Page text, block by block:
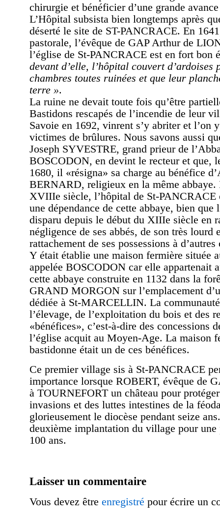
chirurgie et bénéficier d’une grande
L’Hôpital subsista bien longtemps après
déserté le site de ST-PANCRACE. En
pastorale, l’évêque de GAP Arthur de
l’église de St-PANCRACE est en fort bon
devant d’elle, l’hôpital couvert d’ardoises
chambres toutes ruinées et que leur
terre ».
La ruine ne devait toute fois qu’être
Bastidons rescapés de l’incendie de leur
Savoie en 1692, vinrent s’y abriter et l’on
victimes de brûlures. Nous savons aussi
Joseph SYVESTRE, grand prieur de
BOSCODON, en devint le recteur et que,
1680, il «résigna» sa charge au bénéfice
BERNARD, religieux en la même abbaye.
XVIIIe siècle, l’hôpital de St-PANCRACE
une dépendance de cette abbaye, bien que
disparu depuis le début du XIIIe siècle en
négligence de ses abbés, de son très lourd
rattachement de ses possessions à
Y était établie une maison fermière située
appelée BOSCODON car elle appartenait
cette abbaye construite en 1132 dans la
GRAND MORGON sur l’emplacement
dédiée à St-MARCELLIN. La
l’élevage, de l’exploitation du bois et des
«bénéfices», c’est-à-dire des concessions
l’église acquit au Moyen-Age. La maison
bastidonne était un de ces bénéfices.
Ce premier village sis à St-PANCRACE
importance lorsque ROBERT, évêque de
à TOURNEFORT un château pour
invasions et des luttes intestines de la
glorieusement le diocèse pendant seize
deuxième implantation du village pour une
100 ans.
Laisser un commentaire
Vous devez être enregistré pour écrire un